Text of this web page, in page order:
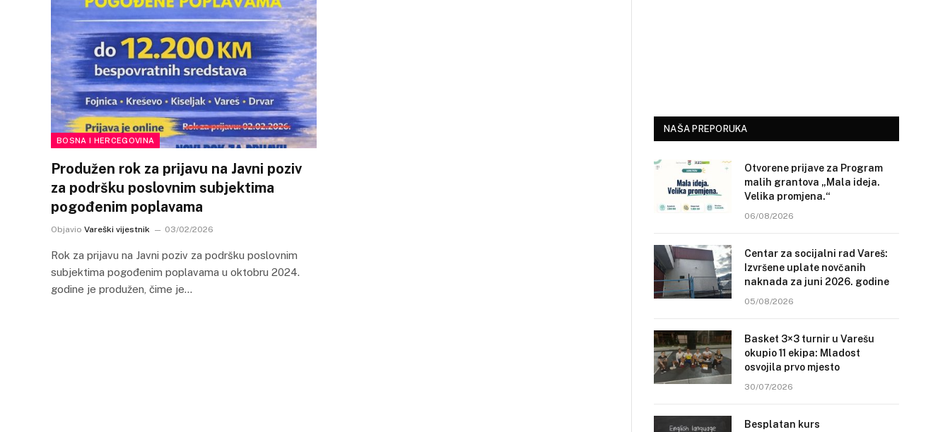
BOSNA I HERCEGOVINA
Produžen rok za prijavu na Javni poziv
za podršku poslovnim subjektima
pogođenim poplavama
Objavio Vareški vijestnik 03/02/2026
Rok za prijavu na Javni poziv za podršku poslovnim
subjektima pogođenim poplavama u oktobru 2024.
godine je produžen, čime je…
NAŠA PREPORUKA
Otvorene prijave za Program
malih grantova „Mala ideja.
Velika promjena.“
06/08/2026
Centar za socijalni rad Vareš:
Izvršene uplate novčanih
naknada za juni 2026. godine
05/08/2026
Basket 3×3 turnir u Varešu
okupio 11 ekipa: Mladost
osvojila prvo mjesto
30/07/2026
Besplatan kurs